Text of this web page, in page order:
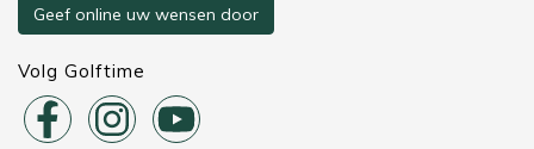
Geef online uw wensen door
Volg Golftime